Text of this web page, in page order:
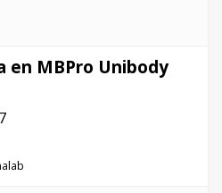
en MBPro Unibody